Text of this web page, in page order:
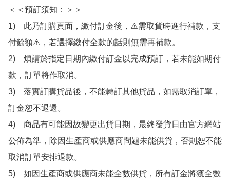
＜＜預訂須知：＞＞
1)　此乃訂購頁面，繳付訂金後，⚠️需取貨時進行補款，支
付餘額⚠️，若選擇繳付全款的話則無需再補款。
2)　煩請於指定日期內繳付訂金以完成預訂，若未能如期付
款，訂單將作取消。
3)　落實訂購貨品後，不能轉訂其他貨品，如需取消訂單，
訂金恕不退還。
4)　商品有可能因故變更出貨日期，最終發貨日由官方網站
公佈為準，除因生產商或供應商問題未能供貨，否則恕不能
取消訂單安排退款。
5)　如因生產商或供應商未能全數供貨，所有訂金將獲全數